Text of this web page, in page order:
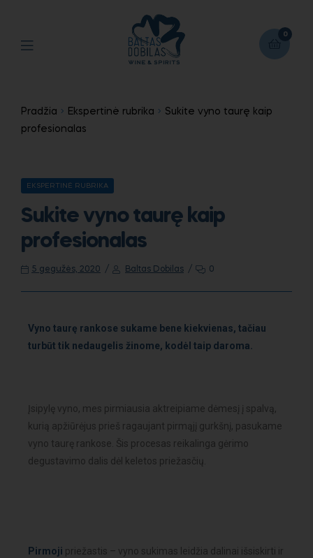
0
Pradžia Ekspertinė rubrika
Sukite vyno taurę kaip
profesionalas
EKSPERTINĖ RUBRIKA
Sukite vyno taurę kaip
profesionalas
5 gegužės, 2020 Baltas Dobilas 0
Vyno taurę rankose sukame bene kiekvienas, tačiau
turbūt tik nedaugelis žinome, kodėl taip daroma.
Įsipylę vyno, mes pirmiausia aktreipiame dėmesį į spalvą,
kurią apžiūrėjus prieš ragaujant pirmąjį gurkšnį, pasukame
vyno taurę rankose. Šis procesas reikalinga gėrimo
degustavimo dalis dėl keletos priežasčių.
Pirmoji priežastis – vyno sukimas leidžia dalinai išsiskirti ir